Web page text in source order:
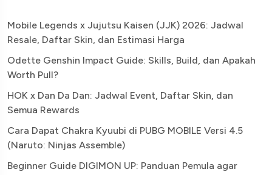
Mobile Legends x Jujutsu Kaisen (JJK) 2026: Jadwal
Resale, Daftar Skin, dan Estimasi Harga
Odette Genshin Impact Guide: Skills, Build, dan Apakah
Worth Pull?
HOK x Dan Da Dan: Jadwal Event, Daftar Skin, dan
Semua Rewards
Cara Dapat Chakra Kyuubi di PUBG MOBILE Versi 4.5
(Naruto: Ninjas Assemble)
Beginner Guide DIGIMON UP: Panduan Pemula agar